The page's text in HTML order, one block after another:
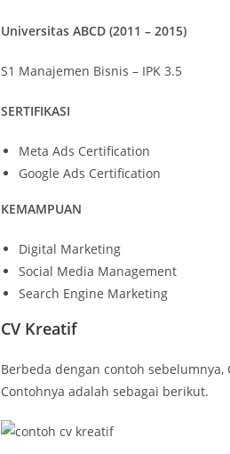
Universitas ABCD (2011 – 2015)
S1 Manajemen Bisnis – IPK 3.5
SERTIFIKASI
Meta Ads Certification
Google Ads Certification
KEMAMPUAN
Digital Marketing
Social Media Management
Search Engine Marketing
CV Kreatif
Berbeda dengan contoh
Contohnya adalah sebagai berikut.